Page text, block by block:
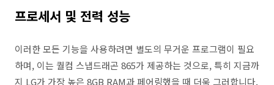
프로세서 및 전력 성능
이러한 모든 기능을 사용하려면 별도의 무거운 프로그램이 필요
하며, 이는 퀄컴 스냅드래곤 865가 제공하는 것으로, 특히 지금까
지 LG가 가장 높은 8GB RAM과 페어링했을 때 더욱 그러합니다.